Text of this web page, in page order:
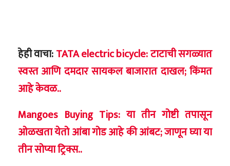
हेही वाचा:TATA electric bicycle: टाटाची सगळ्यात
स्वस्त आणि दमदार सायकल बाजारात दाखल; किंमत
आहे केवळ..
Mangoes Buying Tips: या तीन गोष्टी तपासून
ओळखता येतो आंबा गोड आहे की आंबट; जाणून घ्या या
तीन सोप्या ट्रिक्स..